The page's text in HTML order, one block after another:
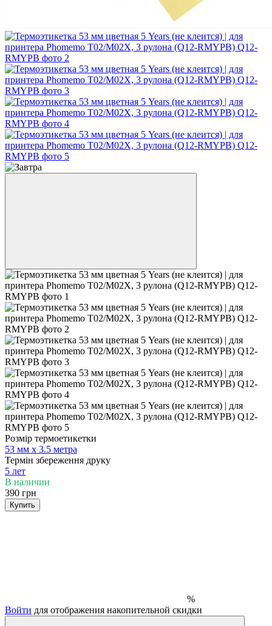
Розмір термоетикетки
53 мм х 3.5 метра
Термін збереження друку
5 лет
В наличии
390 грн
Купить
%
Войти для отображения накопительной скидки